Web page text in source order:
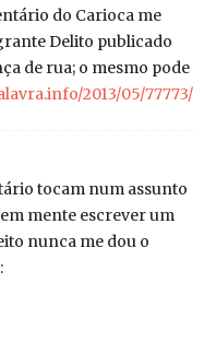
do Carioca me
Delito publicado
de rua; o mesmo pode
2013/05/77773/
tocam num assunto
mente escrever um
nunca me dou o